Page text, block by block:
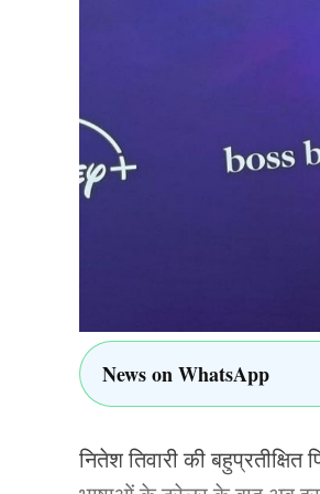
रोहित शर्मा, यशस्वी
कुमार रेड्डी, अक्षर पटेल,
चक्रवर्ती
50 ओवर
पाकिस्तान का मुकाबला,
Indian Cricket
NISHANT
News on WhatsApp
नितेश तिवारी की